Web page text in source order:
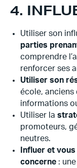
4.
Utiliser son
parties
comprendre
renforcer ses
Utiliser son
école,
informations
Utiliser la
promoteurs,
neutres.
Influer et
concerne :